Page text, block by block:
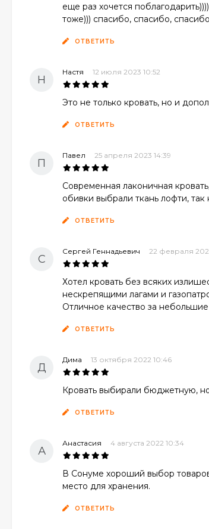
еще раз хочется
тоже))) спасибо, спасибо,
ОТВЕТИТЬ
Н
Настя 12 июля 2023 10:52
Это не только кровать, но и
ОТВЕТИТЬ
П
Павел 25 апреля 2023 14:39
Современная лаконичная
обивки выбрали ткань лофти,
ОТВЕТИТЬ
С
Сергей Геннадьевич 22 февраля
Хотел кровать без всяких
нескрепящими лагами и
Отличное качество за
ОТВЕТИТЬ
Д
Дима 13 октября 2022 10:46
Кровать выбирали бюджетную,
ОТВЕТИТЬ
А
Анастасия 4 августа 2022 10:34
В Сонуме хороший выбор
место для хранения.
ОТВЕТИТЬ